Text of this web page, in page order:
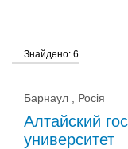
Статус
Знайдено: 6
Барнаул , Росія
Алтайский
университет